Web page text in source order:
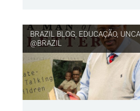
BRAZIL BLOG, EDUCAÇÃO,
@BRAZIL